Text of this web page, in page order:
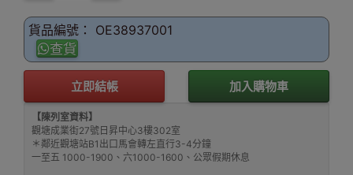
貨品編號： OE38937001
查貨
立即結帳 加入購物車
【陳列室資料】
觀塘成業街27號日昇中心3樓302室
＊鄰近觀塘站B1出口馬會轉左直行3-4分鐘
一至五 1000-1900、六1000-1600、公眾假期休息